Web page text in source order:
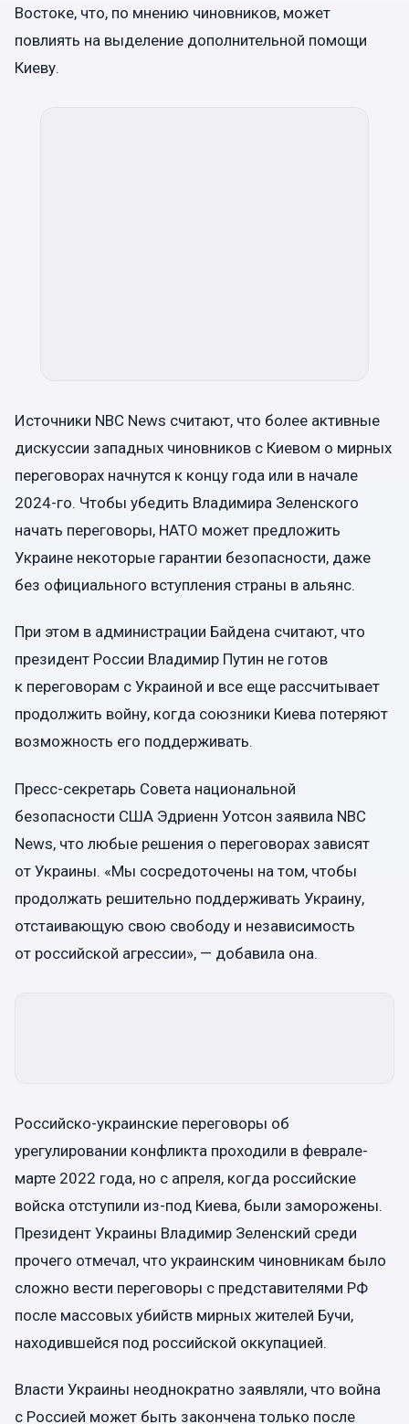
Востоке, что, по мнению чиновников, может
повлиять на выделение дополнительной помощи
Киеву.
Источники NBC News считают, что более активные
дискуссии западных чиновников с Киевом о мирных
переговорах начнутся к концу года или в начале
2024-го. Чтобы убедить Владимира Зеленского
начать переговоры, НАТО может предложить
Украине некоторые гарантии безопасности, даже
без официального вступления страны в альянс.
При этом в администрации Байдена считают, что
президент России Владимир Путин не готов
к переговорам с Украиной и все еще рассчитывает
продолжить войну, когда союзники Киева потеряют
возможность его поддерживать.
Пресс-секретарь Совета национальной
безопасности США Эдриенн Уотсон заявила NBC
News, что любые решения о переговорах зависят
от Украины. «Мы сосредоточены на том, чтобы
продолжать решительно поддерживать Украину,
отстаивающую свою свободу и независимость
от российской агрессии», — добавила она.
Российско-украинские переговоры об
урегулировании конфликта проходили в феврале-
марте 2022 года, но с апреля, когда российские
войска отступили из-под Киева, были заморожены.
Президент Украины Владимир Зеленский среди
прочего отмечал, что украинским чиновникам было
сложно вести переговоры с представителями РФ
после массовых убийств мирных жителей Бучи,
находившейся под российской оккупацией.
Власти Украины неоднократно заявляли, что война
с Россией может быть закончена только после